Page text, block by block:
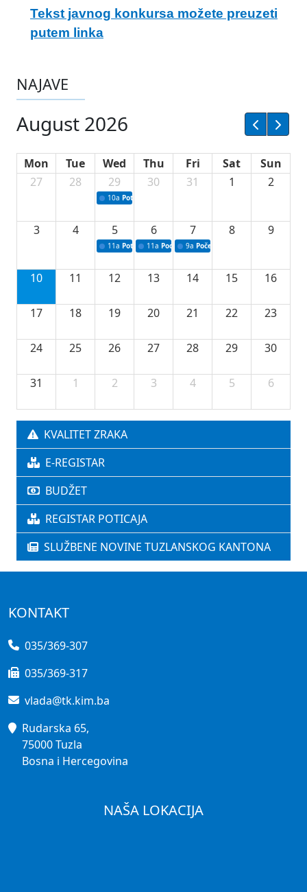
Tekst javnog konkursa možete preuzeti
putem linka
NAJAVE
August 2026
Mon Tue Wed Thu Fri Sat
Sun
27
28 29
10a Potpisivanje ugovora sa neprofitnim
30 31 1 2
3 4 5
11a Potpisivanje ugovora o stipendijama za
6
11a Podrška razvoju vodne infrastrukture u
7
9a Početak izgradnje nove
8 9
10 11 12 13 14 15 16
17 18 19 20 21 22 23
24 25 26 27 28 29 30
31 1 2 3 4 5 6
KVALITET ZRAKA
E-REGISTAR
BUDŽET
REGISTAR POTICAJA
SLUŽBENE NOVINE TUZLANSKOG KANTONA
KONTAKT
035/369-307
035/369-317
vlada@tk.kim.ba
Rudarska 65,
75000 Tuzla
Bosna i Hercegovina
NAŠA LOKACIJA